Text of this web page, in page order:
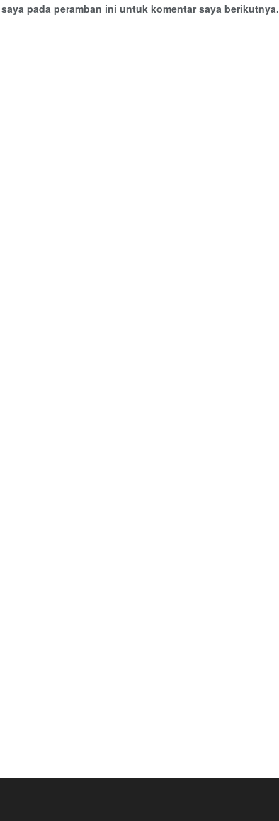
pada peramban ini untuk komentar saya berikutnya.